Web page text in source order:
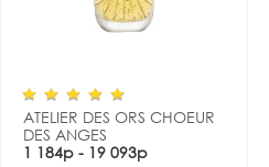
ATELIER DES ORS CHOEUR
DES ANGES
1 184р - 19 093р